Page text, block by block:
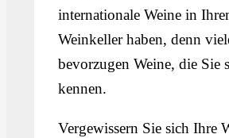
internationale Weine in
Weinkeller haben, denn
bevorzugen Weine, die Sie
kennen.
Vergewissern Sie sich Ihre